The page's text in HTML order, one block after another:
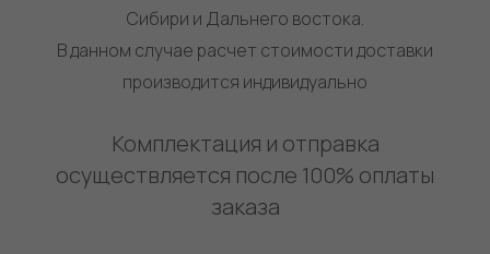
Сибири и Дальнего востока.
В данном случае расчет стоимости доставки
производится индивидуально
Комплектация и отправка
осуществляется после 100% оплаты
заказа